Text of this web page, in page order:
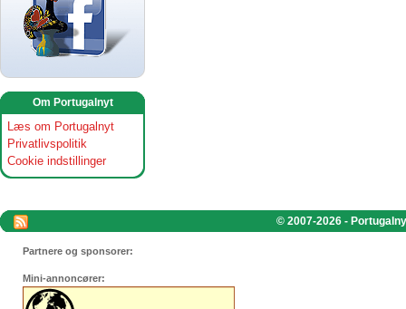
Om Portugalnyt
Læs om Portugalnyt
Privatlivspolitik
Cookie indstillinger
© 2007-2026 -
Partnere og sponsorer:
Mini-annoncører: